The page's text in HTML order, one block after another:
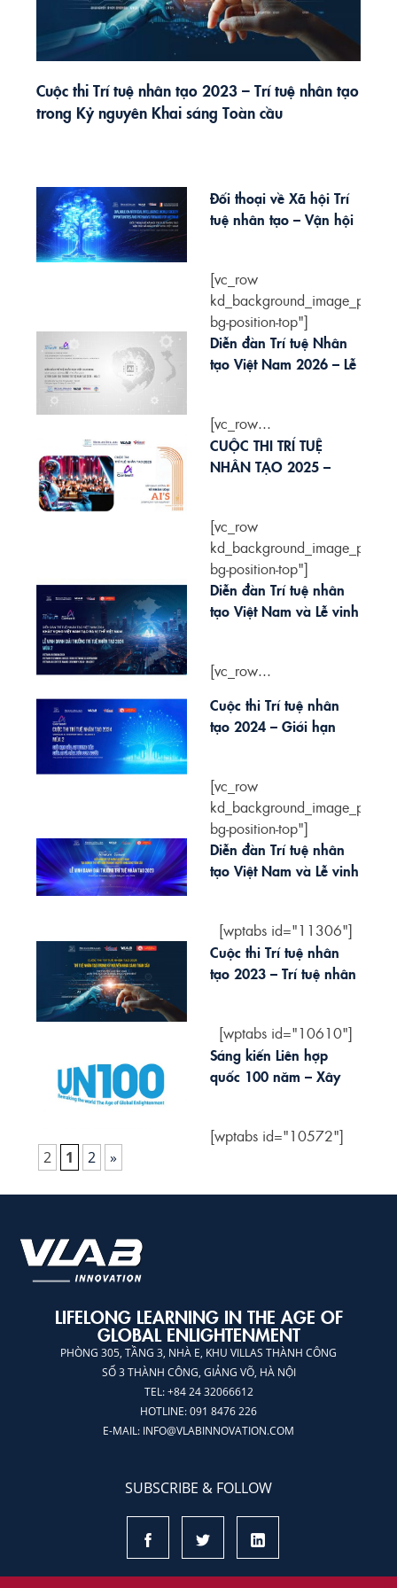
Cuộc thi Trí tuệ nhân tạo 2023 – Trí tuệ nhân tạo
trong Kỷ nguyên Khai sáng Toàn cầu
Đối thoại về Xã hội Trí
tuệ nhân tạo – Vận hội
[vc_row
bg-position-top"]
[vc_column]
[vc_column_text]
Diễn đàn Trí tuệ Nhân
tạo Việt Nam 2026 – Lễ
[vc_row...
CUỘC THI TRÍ TUỆ
NHÂN TẠO 2025 –
[vc_row
bg-position-top"]
[vc_column]
[vc_column_text]
Diễn đàn Trí tuệ nhân
tạo Việt Nam và Lễ vinh
[vc_row...
Cuộc thi Trí tuệ nhân
tạo 2024 – Giới hạn
người
[vc_row
bg-position-top"]
[vc_column]
[vc_column_text...
Diễn đàn Trí tuệ nhân
tạo Việt Nam và Lễ vinh
[wptabs id="11306"]
Cuộc thi Trí tuệ nhân
tạo 2023 – Trí tuệ nhân
[wptabs id="10610"]
Sáng kiến Liên hợp
quốc 100 năm – Xây
[wptabs id="10572"]
2 1 2 »
LIFELONG LEARNING IN THE AGE OF
GLOBAL ENLIGHTENMENT
PHÒNG 305, TẦNG 3, NHÀ E, KHU VILLAS THÀNH CÔNG
SỐ 3 THÀNH CÔNG, GIẢNG VÕ, HÀ NỘI
TEL: +84 24 32066612
HOTLINE: 091 8476 226
E-MAIL: INFO@VLABINNOVATION.COM
SUBSCRIBE & FOLLOW